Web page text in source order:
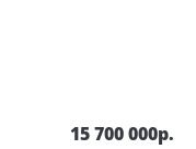
15 700 000р.